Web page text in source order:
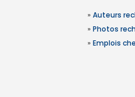
» Auteurs
» Photos
» Emplois